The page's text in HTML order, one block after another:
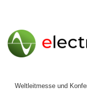
Weltleitmesse und